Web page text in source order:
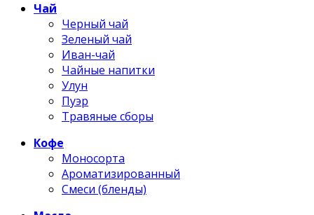
Чай
Черный чай
Зеленый чай
Иван-чай
Чайные напитки
Улун
Пуэр
Травяные сборы
Кофе
Моносорта
Ароматизированный
Смеси (бленды)